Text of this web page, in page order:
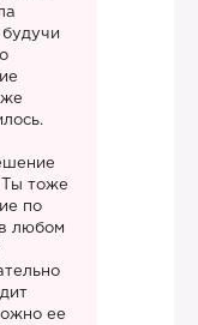
Ты тоже
по
любом
ее